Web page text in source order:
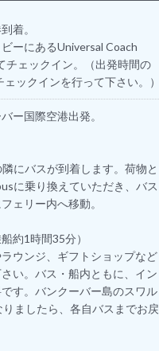
着。
ーにあるUniversal Coach
チェックイン。（出発時間の
ックインを行って下さい。）
ー国際空港出発。
にバスが到着します。荷物と
に乗り換えていただき、バス
ェリー内へ移動。
約1時間35分）
ウンジ、ギフトショップなど
い。バス・船内ともに、イン
す。バンクーバー島のスワル
ましたら、各自バスまでお戻